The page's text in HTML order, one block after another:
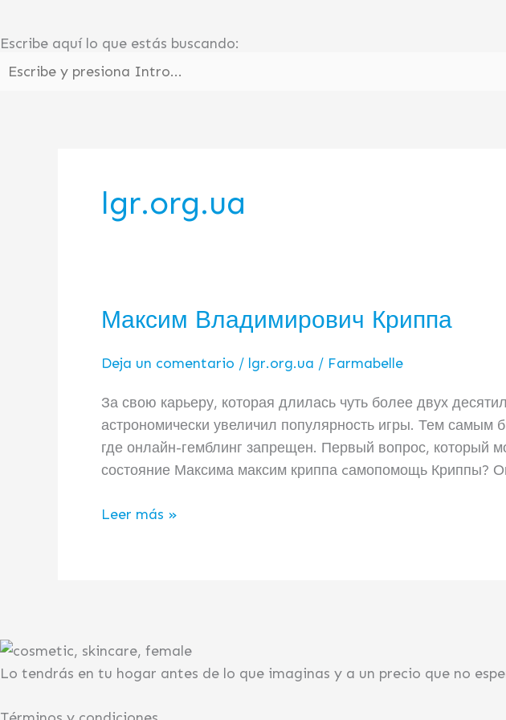
Escribe aquí lo que estás buscando:
lgr.org.ua
Максим Владимирович Криппа
Deja un comentario / lgr.org.ua / Farmabelle
За свою карьеру, которая длилась чуть более двух
астрономически увеличил популярность игры. Тем самым
где онлайн-гемблинг запрещен. Первый вопрос, который
состояние Максима максим криппа cамопомощь Криппы?
Максим
Криппа
Leer más »
Lo tendrás en tu hogar antes de lo que imaginas y a un precio que no